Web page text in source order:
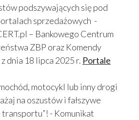
podszywających się pod
sprzedażowych -
– Bankowego Centrum
ZBP oraz Komendy
dnia 18 lipca 2025 r. Portale
motocykl lub inny drogi
na oszustów i fałszywe
transportu”! - Komunikat